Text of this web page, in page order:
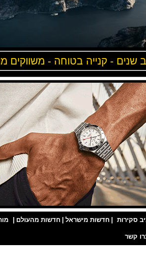
- קנייה בטוחה - משווקים
| חדשות מישראל | חדשות מהעולם | מותגי